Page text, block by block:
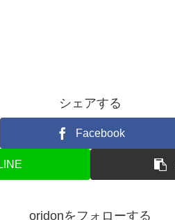
シェアする
Facebook
LINE
oridonをフォローする